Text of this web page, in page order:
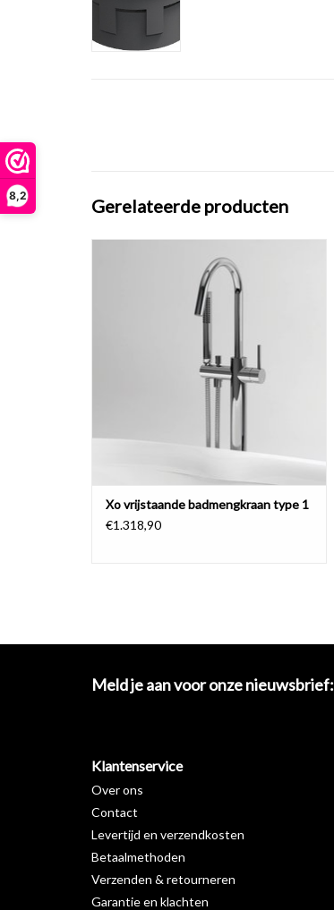
8,2 Gerelateerde producten
draaibare uitloop, chroom.
TOEVOEGEN AAN WINKELWAGEN
Xo vrijstaande badmengkraan type 1
€1.318,90
Meld je aan voor onze nieuwsbrief:
Klantenservice
Over ons
Contact
Levertijd en verzendkosten
Betaalmethoden
Verzenden & retourneren
Garantie en klachten